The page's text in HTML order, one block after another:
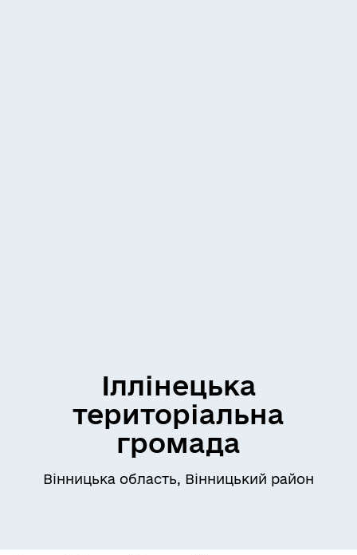
Іллінецька
територіальна
громада
Вінницька область, Вінницький район